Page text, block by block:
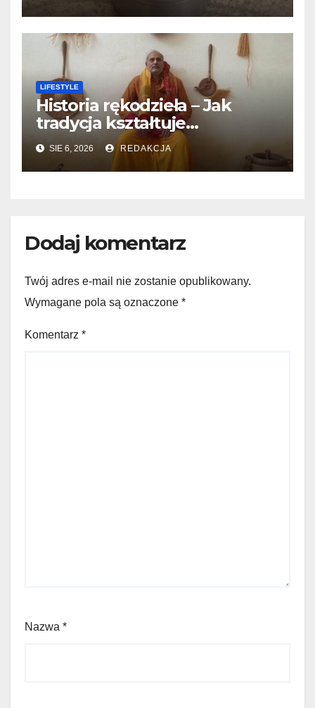
LIFESTYLE
Historia rękodzieła – Jak
tradycja kształtuje
współczesne techniki
twórcze
SIE 6, 2026 REDAKCJA
Dodaj komentarz
Twój adres e-mail nie zostanie opublikowany.
Wymagane pola są oznaczone *
Komentarz *
Nazwa *